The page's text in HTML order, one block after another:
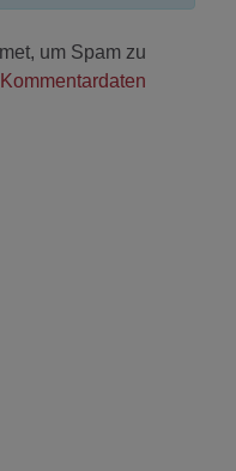
um Spam zu